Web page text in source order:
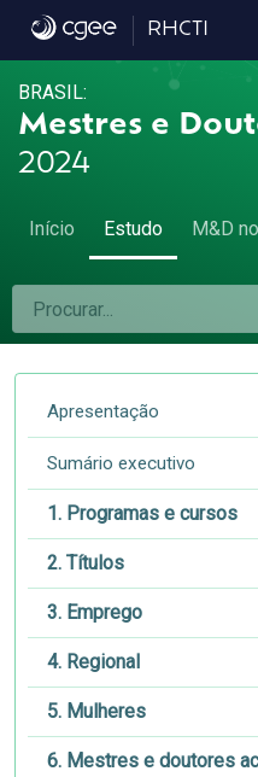
8.2. Sexo e idade -
RHCTI
BRASIL:
Mestres e
2024
Início Estudo M&D
Apresentação
Sumário executivo
1. Programas e cursos
2. Títulos
3. Emprego
4. Regional
5. Mulheres
6. Mestres e doutores